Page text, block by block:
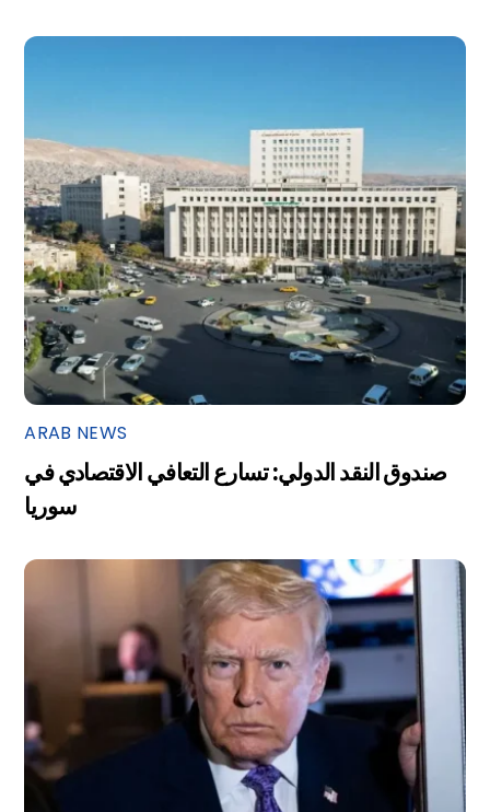
ARAB NEWS
صندوق النقد الدولي: تسارع التعافي الاقتصادي في
سوريا